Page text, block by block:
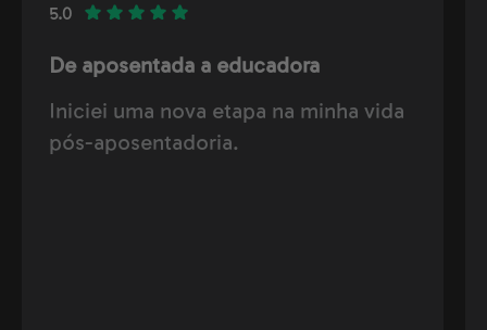
5.0
De aposentada a educadora
Iniciei uma nova etapa na minha vida
pós-aposentadoria.